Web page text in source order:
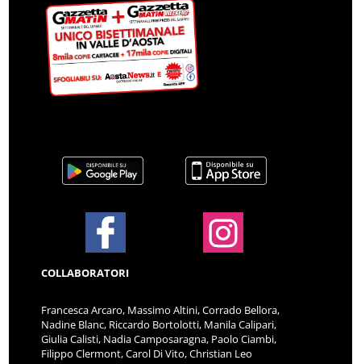
COLLABORATORI
Francesca Arcaro, Massimo Altini, Corrado Bellora,
Nadine Blanc, Riccardo Bortolotti, Manila Calipari,
Giulia Calisti, Nadia Camposaragna, Paolo Ciambi,
Filippo Clermont, Carol Di Vito, Christian Leo